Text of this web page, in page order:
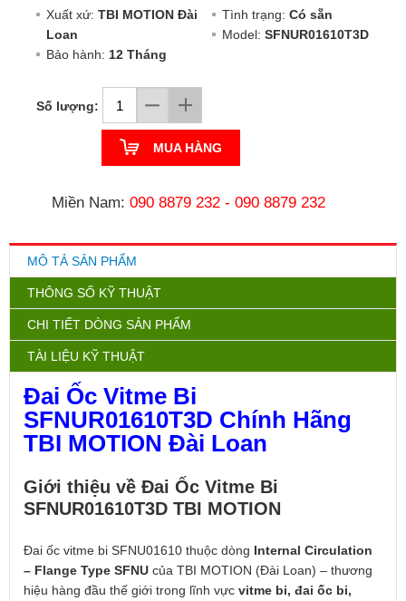
Xuất xứ: TBI MOTION Đài
Loan
Tình trạng: Có sẵn
Model: SFNUR01610T3D
Bảo hành: 12 Tháng
Số lượng:
MUA HÀNG
Miền Nam: 090 8879 232 - 090 8879 232
MÔ TẢ SẢN PHẨM
THÔNG SỐ KỸ THUẬT
CHI TIẾT DÒNG SẢN PHẨM
TÀI LIỆU KỸ THUẬT
Đai Ốc Vitme Bi
SFNUR01610T3D Chính Hãng
TBI MOTION Đài Loan
Giới thiệu về Đai Ốc Vitme Bi
SFNUR01610T3D TBI MOTION
Đai ốc vitme bi SFNU01610 thuộc dòng Internal Circulation
– Flange Type SFNU của TBI MOTION (Đài Loan) – thương
hiệu hàng đầu thế giới trong lĩnh vực vitme bi, đai ốc bi,